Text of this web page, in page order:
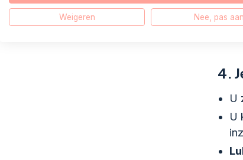
Klik
4.
U
U
Weigeren Nee, pas aan